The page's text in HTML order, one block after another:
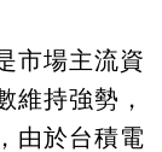
市場主流資
維持強勢，
由於台積電